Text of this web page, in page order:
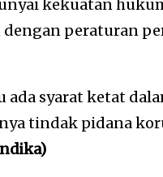
kekuatan
peraturan
syarat ketat
tindak pidana